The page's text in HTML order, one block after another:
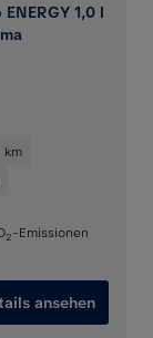
1,0 l
2-Emissionen
ansehen